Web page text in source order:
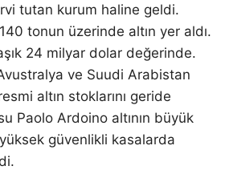
tutan kurum haline geldi.
tonun üzerinde altın yer aldı.
24 milyar dolar değerinde.
ve Suudi Arabistan
altın stoklarını geride
Paolo Ardoino altının büyük
yüksek güvenlikli kasalarda